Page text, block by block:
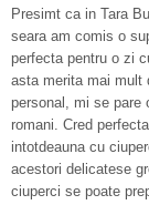
Presimt ca in Tara
seara am comis o
perfecta pentru o zi
asta merita mai mult
personal, mi se pare
romani. Cred
intotdeauna cu
acestori delicatese
ciuperci se poate